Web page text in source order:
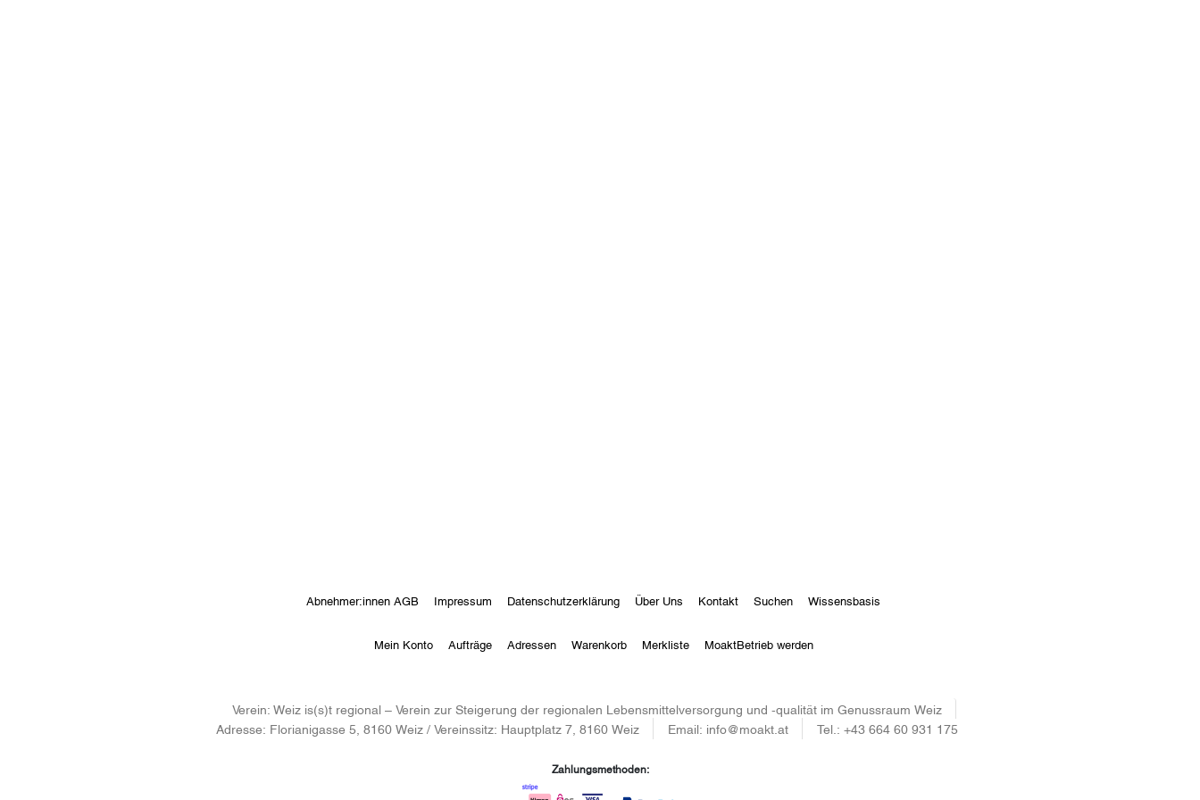
Abnehmer:innen AGB Impressum Datenschutzerklärung Über Uns Kontakt Suchen Wissensbasis
Mein Konto Aufträge Adressen Warenkorb Merkliste MoaktBetrieb werden
Verein: Weiz is(s)t regional – Verein zur Steigerung der regionalen Lebensmittelversorgung und -qualität im Genussraum Weiz
Adresse: Florianigasse 5, 8160 Weiz / Vereinssitz: Hauptplatz 7, 8160 Weiz Email: info@moakt.at Tel.: +43 664 60 931 175
Zahlungsmethoden: